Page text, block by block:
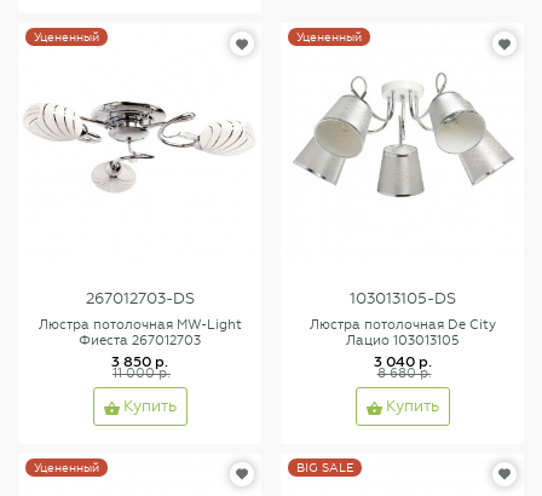
Уцененный
267012703-DS
Люстра потолочная MW-Light
Фиеста 267012703
3 850 р.
11 000 р.
Купить
Уцененный
103013105-DS
Люстра потолочная De City
Лацио 103013105
3 040 р.
8 680 р.
Купить
Уцененный BIG SALE